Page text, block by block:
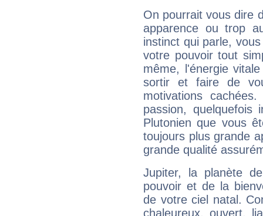
On pourrait vous dire
apparence ou trop
instinct qui parle,
votre pouvoir tout
même, l'énergie
sortir et faire de
motivations
passion, quelquefois
Plutonien que vous
toujours plus grande
grande qualité
Jupiter, la planète
pouvoir et de la
de votre ciel natal.
chaleureux, ouvert,